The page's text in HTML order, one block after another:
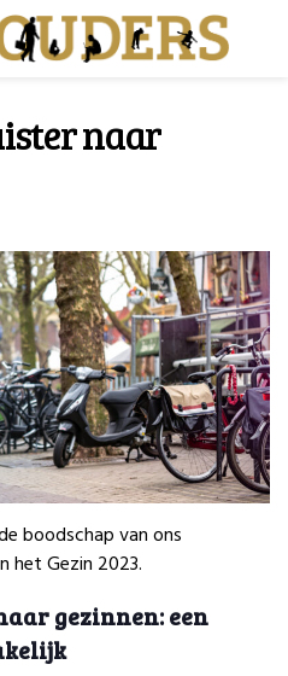
naar
boodschap van ons
het Gezin 2023.
gezinnen: een